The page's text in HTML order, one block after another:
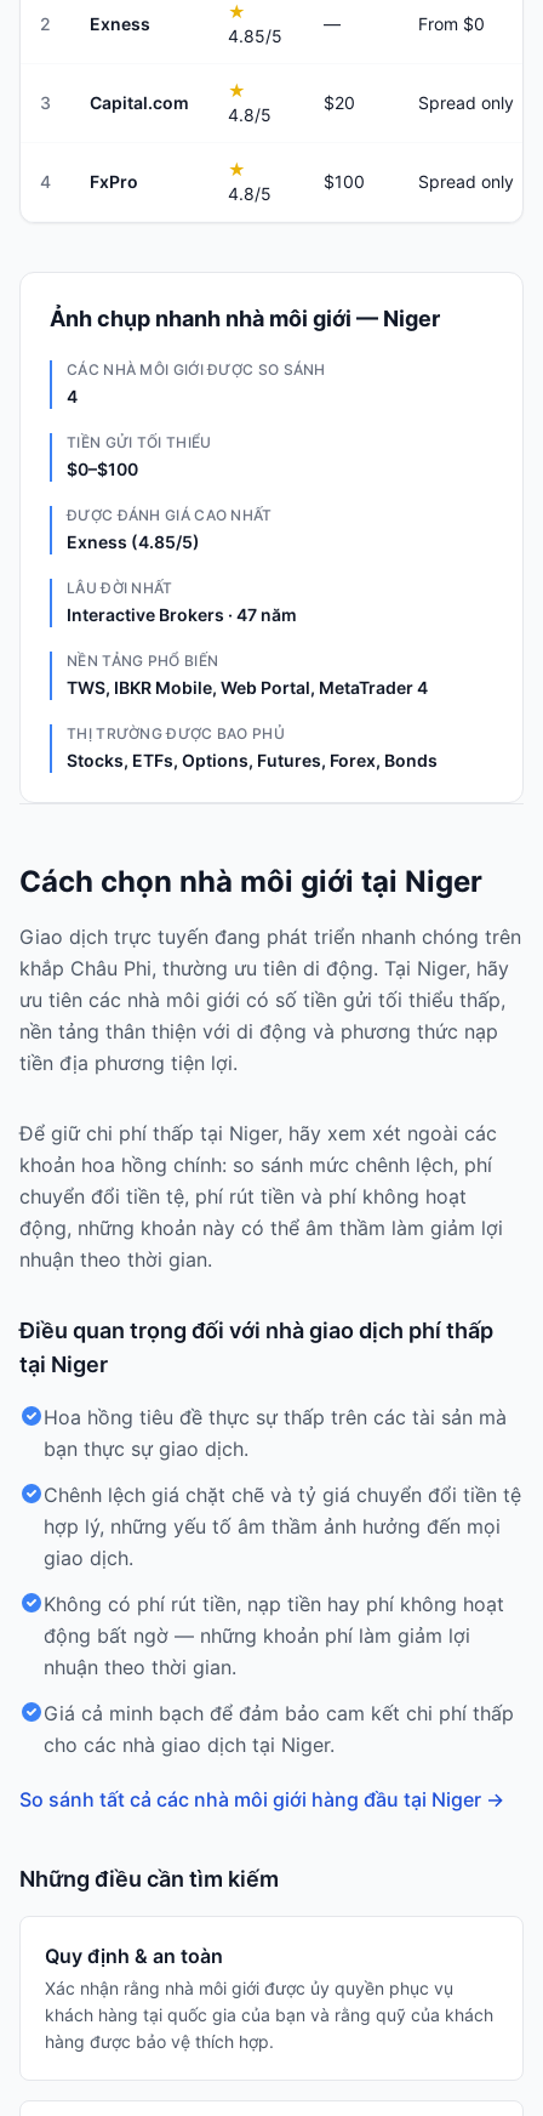
2 Exness
★
4.85/5
— From $0
3 Capital.com
★
4.8/5
$20 Spread only
4 FxPro
★
4.8/5
$100 Spread only
Ảnh chụp nhanh nhà môi giới — Niger
CÁC NHÀ MÔI GIỚI ĐƯỢC SO SÁNH
4
TIỀN GỬI TỐI THIỂU
$0–$100
ĐƯỢC ĐÁNH GIÁ CAO NHẤT
Exness (4.85/5)
LÂU ĐỜI NHẤT
Interactive Brokers · 47 năm
NỀN TẢNG PHỔ BIẾN
TWS, IBKR Mobile, Web Portal, MetaTrader 4
THỊ TRƯỜNG ĐƯỢC BAO PHỦ
Stocks, ETFs, Options, Futures, Forex, Bonds
Cách chọn nhà môi giới tại Niger
Giao dịch trực tuyến đang phát triển nhanh chóng trên
khắp Châu Phi, thường ưu tiên di động. Tại Niger, hãy
ưu tiên các nhà môi giới có số tiền gửi tối thiểu thấp,
nền tảng thân thiện với di động và phương thức nạp
tiền địa phương tiện lợi.
Để giữ chi phí thấp tại Niger, hãy xem xét ngoài các
khoản hoa hồng chính: so sánh mức chênh lệch, phí
chuyển đổi tiền tệ, phí rút tiền và phí không hoạt
động, những khoản này có thể âm thầm làm giảm lợi
nhuận theo thời gian.
Điều quan trọng đối với nhà giao dịch phí thấp
tại Niger
Hoa hồng tiêu đề thực sự thấp trên các tài sản mà
bạn thực sự giao dịch.
Chênh lệch giá chặt chẽ và tỷ giá chuyển đổi tiền tệ
hợp lý, những yếu tố âm thầm ảnh hưởng đến mọi
giao dịch.
Không có phí rút tiền, nạp tiền hay phí không hoạt
động bất ngờ — những khoản phí làm giảm lợi
nhuận theo thời gian.
Giá cả minh bạch để đảm bảo cam kết chi phí thấp
cho các nhà giao dịch tại Niger.
So sánh tất cả các nhà môi giới hàng đầu tại Niger →
Những điều cần tìm kiếm
Quy định & an toàn
Xác nhận rằng nhà môi giới được ủy quyền phục vụ
khách hàng tại quốc gia của bạn và rằng quỹ của khách
hàng được bảo vệ thích hợp.